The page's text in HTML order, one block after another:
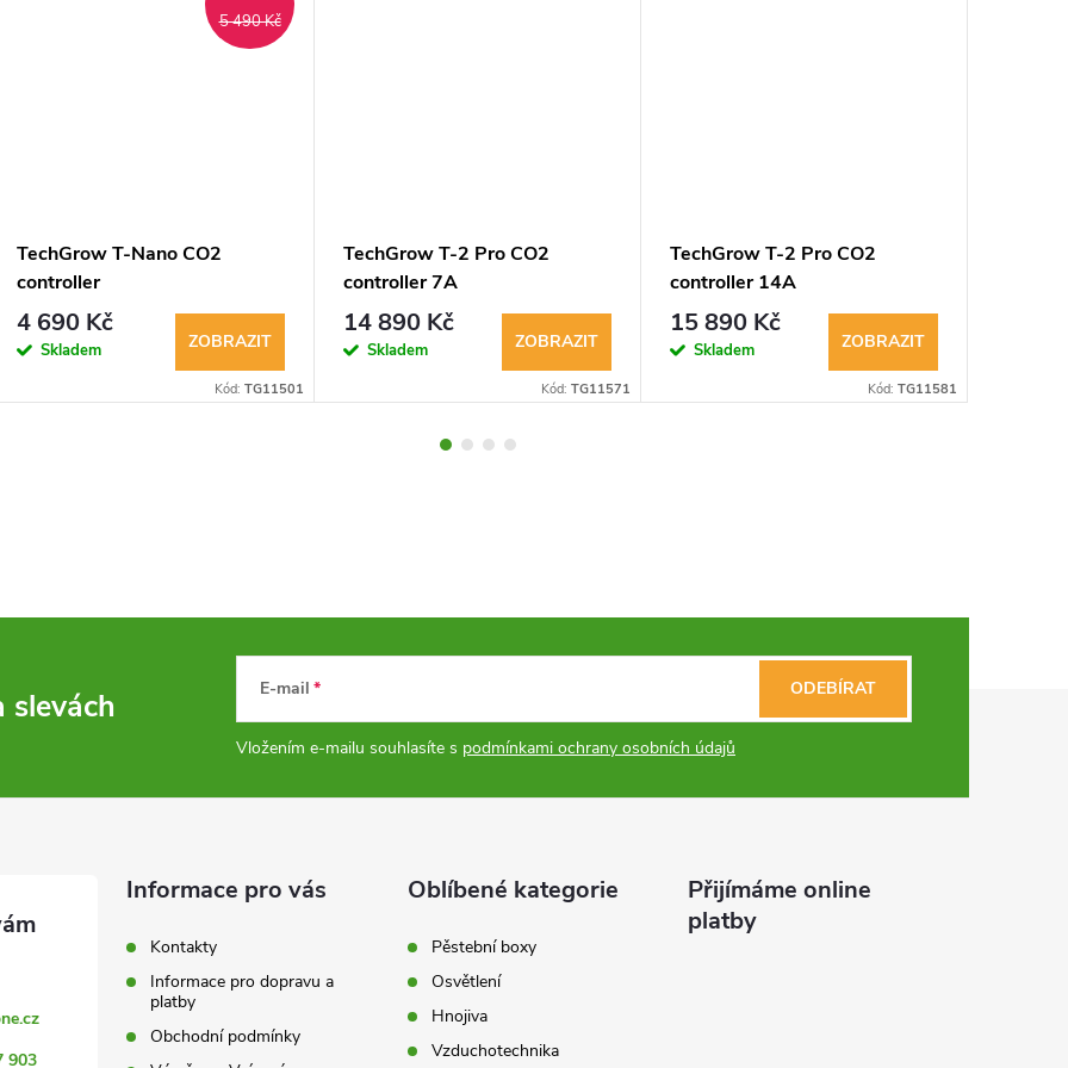
5 490 Kč
TechGrow T-Nano CO2
controller
4 690 Kč
Skladem ZOBRAZIT
Kód: TG11501
TechGrow T-2 Pro CO2
controller 7A
14 890 Kč
Skladem ZOBRAZIT
Kód: TG11571
TechGrow T-2 Pro CO2
controller 14A
15 890 Kč
Skladem ZOBRAZIT
Kód: TG11581
slevách E-mail
Vložením e-mailu souhlasíte s podmínkami ochrany osobních údajů
ODEBÍRAT
903
Informace pro vás
Kontakty
Informace pro dopravu a
platby
Obchodní podmínky
Oblíbené kategorie
Pěstební boxy
Osvětlení
Hnojiva
Vzduchotechnika
Přijímáme online
platby